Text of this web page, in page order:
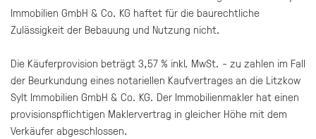
Immobilien GmbH & Co. KG haftet für die baurechtliche
Zulässigkeit der Bebauung und Nutzung nicht.
Die Käuferprovision beträgt 3,57 % inkl. MwSt. - zu zahlen im Fall
der Beurkundung eines notariellen Kaufvertrages an die Litzkow
Sylt Immobilien GmbH & Co. KG. Der Immobilienmakler hat einen
provisionspflichtigen Maklervertrag in gleicher Höhe mit dem
Verkäufer abgeschlossen.